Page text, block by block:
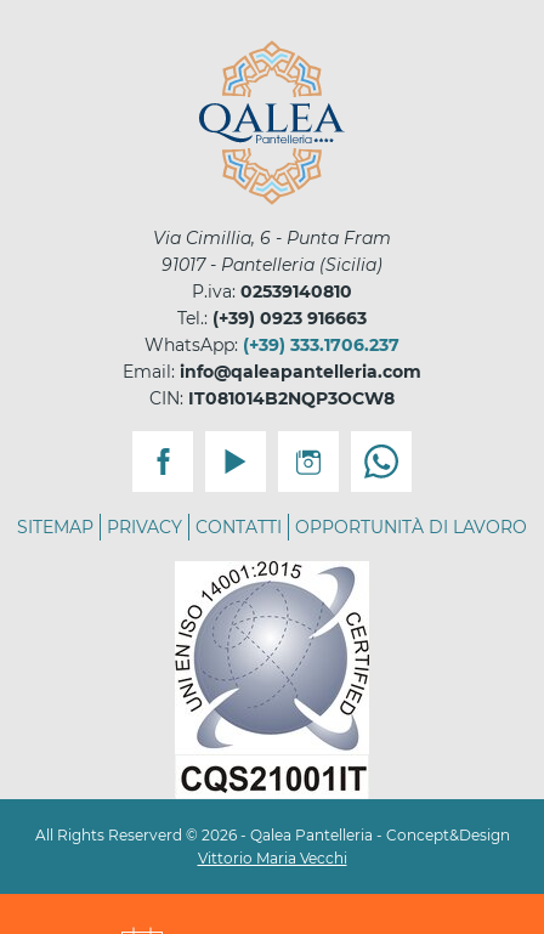
Via Cimillia, 6 - Punta Fram
91017- Pantelleria (Sicilia)
P.iva: 02539140810
Tel.: (+39) 0923 916663
WhatsApp: (+39) 333.1706.237
Email: info@qaleapantelleria.com
CIN: IT081014B2NQP3OCW8
SITEMAP PRIVACY CONTATTI OPPORTUNITÀ DI LAVORO
All Rights Reserverd © 2026 - Qalea Pantelleria - Concept&Design
Vittorio Maria Vecchi